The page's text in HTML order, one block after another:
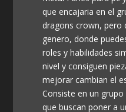
que encajaria en el
dragons crown, pero
genero, donde
roles y habilidades
nivel y consiguen
mejorar cambian el
Consiste en un
que buscan poner a